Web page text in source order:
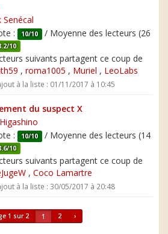
Senécal
:
10/10 / Moyenne des lecteurs (26
10
suivants partagent ce coup de
, roma1005 , Muriel , LeoLabs
à la liste : 01/11/2017 à 10:45
du suspect X
:
10/10 / Moyenne des lecteurs (14
10
suivants partagent ce coup de
, Coco Lamartre
à la liste : 30/05/2017 à 20:48
1 sur 2 1 2 ›